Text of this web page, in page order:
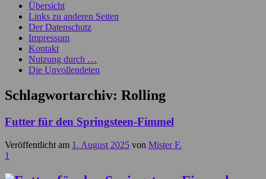
Übersicht
Links zu anderen Seiten
Der Datenschutz
Impressum
Kontakt
Nutzung durch …
Die Unvollendeten
Schlagwortarchiv: Rolling
Futter für den Springsteen-Fimmel
Veröffentlicht am 1. August 2025 von Mister F.
1